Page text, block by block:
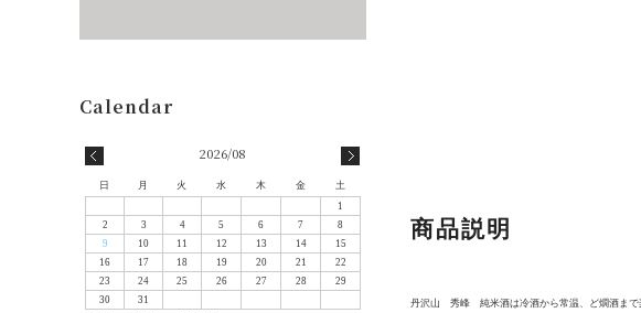
商品説明
丹沢山 秀峰 純米酒は冷酒から常温、ど燗酒まで
2026/08
日 月 火 水 木 金
土
1
2
3 4 5 6 7
8
9
10 11 12 13 14
15
16
17 18 19 20 21
22
23
24 25 26 27 28
29
30
31